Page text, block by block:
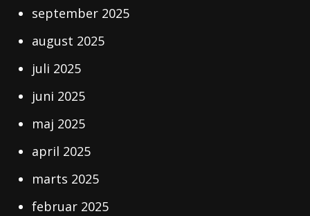
september 2025
august 2025
juli 2025
juni 2025
maj 2025
april 2025
marts 2025
februar 2025